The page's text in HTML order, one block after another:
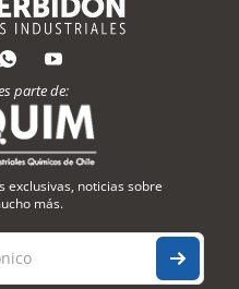
parte de:
exclusivas, noticias sobre
más.